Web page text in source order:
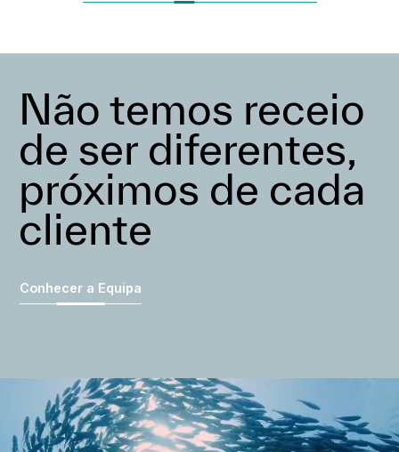
Não temos receio
de ser diferentes,
próximos de cada
cliente
Conhecer a Equipa